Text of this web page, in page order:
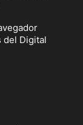
del Digital